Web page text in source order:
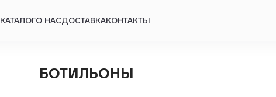
КАТАЛОГО НАСДОСТАВКАКОНТАКТЫ
БОТИЛЬОНЫ